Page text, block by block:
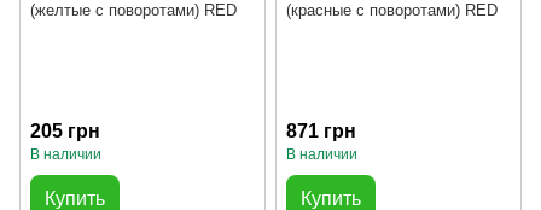
(желтые с поворотами) RED
205 грн
В наличии
Купить
(красные с поворотами) RED
871 грн
В наличии
Купить